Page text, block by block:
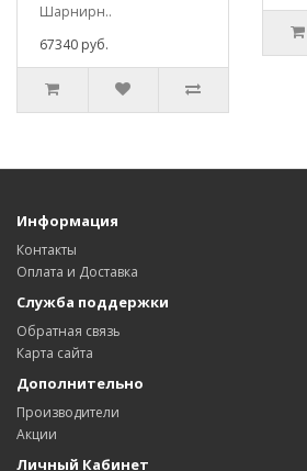
Шарнирн..
67340 руб.
Информация
Контакты
Оплата и Доставка
Служба поддержки
Обратная связь
Карта сайта
Дополнительно
Производители
Акции
Личный Кабинет